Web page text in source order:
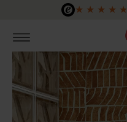
Zum Hauptinhalt springen
★ ★ ★ ★ ★